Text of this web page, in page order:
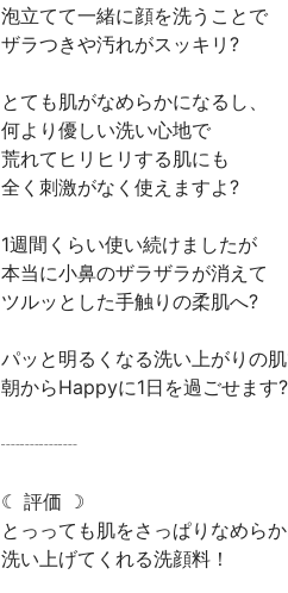
泡立てて一緒に顔を洗うことで
ザラつきや汚れがスッキリ?
とても肌がなめらかになるし、
何より優しい洗い心地で
荒れてヒリヒリする肌にも
全く刺激がなく使えますよ?
1週間くらい使い続けましたが
本当に小鼻のザラザラが消えて
ツルッとした手触りの柔肌へ?
パッと明るくなる洗い上がりの
朝からHappyに1日を過ごせます
┈┈┈┈
☾ 評価 ☽
とっっても肌をさっぱりなめら
洗い上げてくれる洗顔料！